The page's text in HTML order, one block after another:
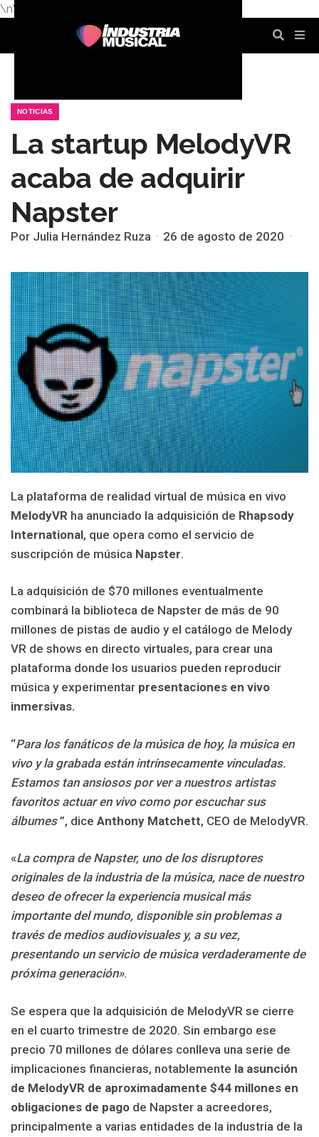
\n\n
NOTICIAS
La startup MelodyVR
acaba de adquirir
Napster
Por Julia Hernández Ruza 26 de agosto de 2020
La plataforma de realidad virtual de música en vivo
MelodyVR ha anunciado la adquisición de Rhapsody
International, que opera como el servicio de
suscripción de música Napster.
La adquisición de $70 millones eventualmente
combinará la biblioteca de Napster de más de 90
millones de pistas de audio y el catálogo de Melody
VR de shows en directo virtuales, para crear una
plataforma donde los usuarios pueden reproducir
música y experimentar presentaciones en vivo
inmersivas.
“Para los fanáticos de la música de hoy, la música en
vivo y la grabada están intrínsecamente vinculadas.
Estamos tan ansiosos por ver a nuestros artistas
favoritos actuar en vivo como por escuchar sus
álbumes”, dice Anthony Matchett, CEO de MelodyVR.
«La compra de Napster, uno de los disruptores
originales de la industria de la música, nace de nuestro
deseo de ofrecer la experiencia musical más
importante del mundo, disponible sin problemas a
través de medios audiovisuales y, a su vez,
presentando un servicio de música verdaderamente de
próxima generación».
Se espera que la adquisición de MelodyVR se cierre
en el cuarto trimestre de 2020. Sin embargo ese
precio 70 millones de dólares conlleva una serie de
implicaciones financieras, notablemente la asunción
de MelodyVR de aproximadamente $44 millones en
obligaciones de pago de Napster a acreedores,
principalmente a varias entidades de la industria de la